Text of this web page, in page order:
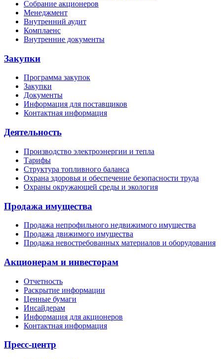
Собрание акционеров
Менеджмент
Внутренний аудит
Комплаенс
Внутренние документы
Закупки
Программа закупок
Закупки
Документы
Информация для поставщиков
Контактная информация
Деятельность
Производство электроэнергии и тепла
Тарифы
Структура топливного баланса
Охрана здоровья и обеспечение безопасности труда
Охраны окружающей среды и экология
Продажа имущества
Продажа непрофильного недвижимого имущества
Продажа движимого имущества
Продажа невостребованных материалов и оборудования
Акционерам и инвесторам
Отчетность
Раскрытие информации
Ценные бумаги
Инсайдерам
Информация для акционеров
Контактная информация
Пресс-центр